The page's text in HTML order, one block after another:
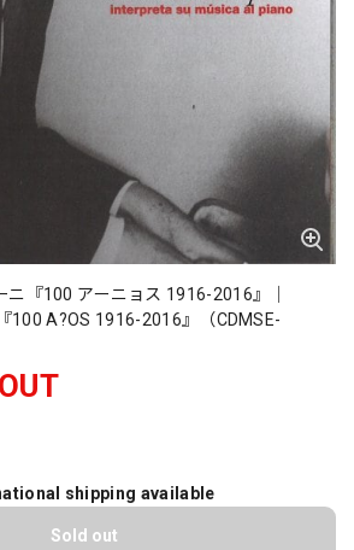
『100 アーニョス 1916-2016』｜
100 A?OS 1916-2016』（CDMSE-
shipping available
Sold out